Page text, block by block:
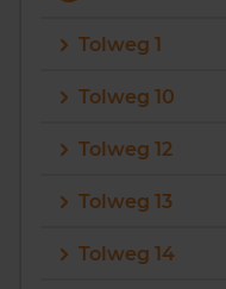
088 220 4200
Tolweg 1
Tolweg 10
Tolweg 12
Tolweg 13
Tolweg 14